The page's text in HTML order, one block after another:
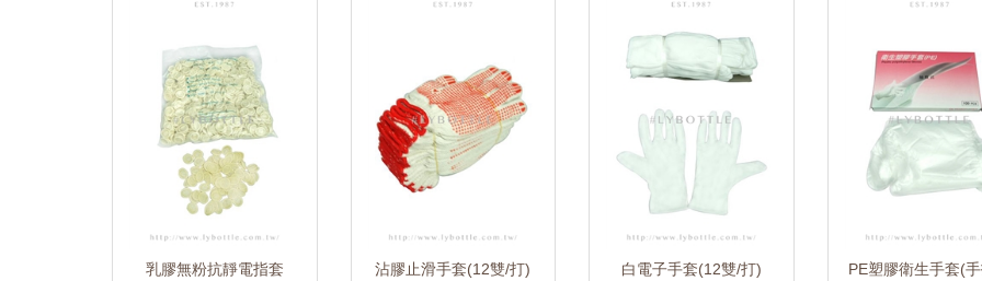
乳膠無粉抗靜電指套
沾膠止滑手套(12雙/打) 白電子手套(12雙/打)
PE塑膠衛生手套(